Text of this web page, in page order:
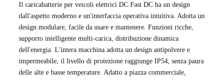
Il caricabatterie per veicoli elettrici DC Fast DC ha un design
dall'aspetto moderno e un'interfaccia operativa intuitiva. Adotta un
design modulare, facile da usare e mantenere. Funzioni ricche,
supporto intelligente multi-carica, distribuzione dinamica
dell'energia. L'intera macchina adotta un design antipolvere e
impermeabile, il livello di protezione raggiunge IP54, senza paura
delle alte e basse temperature. Adatto a piazza commerciale,